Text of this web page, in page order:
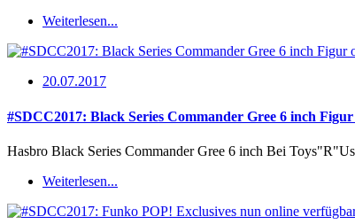
Weiterlesen...
20.07.2017
#SDCC2017: Black Series Commander Gree 6 inch
Hasbro Black Series Commander Gree 6 inch Bei
Weiterlesen...